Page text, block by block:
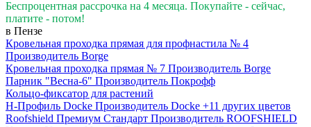
Беспроцентная рассрочка на 4 месяца. Покупайте - сейчас,
платите - потом!
в Пензе
Кровельная проходка прямая для профнастила № 4
Производитель Borge
Кровельная проходка прямая № 7 Производитель Borge
Парник "Весна-6" Производитель Покрофф
Кольцо-фиксатор для растений
H-Профиль Docke Производитель Docke +11 других цветов
Roofshield Премиум Стандарт Производитель ROOFSHIELD